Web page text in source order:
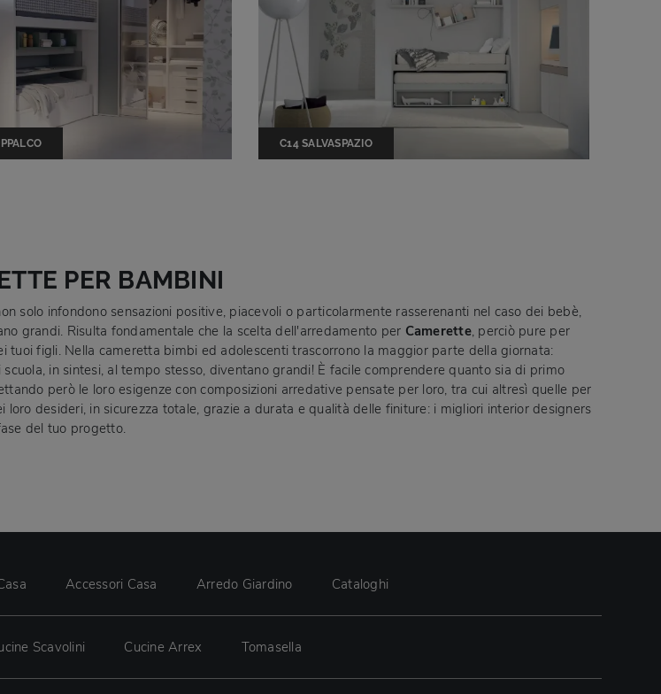
C14 SALVASPAZIO
PER BAMBINI
solo infondono sensazioni positive, piacevoli o particolarmente rasserenanti nel caso dei bebè,
grandi. Risulta fondamentale che la scelta dell'arredamento per Camerette, perciò pure per
tuoi figli. Nella cameretta bimbi ed adolescenti trascorrono la maggior parte della giornata:
in sintesi, al tempo stesso, diventano grandi! È facile comprendere quanto sia di primo
però le loro esigenze con composizioni arredative pensate per loro, tra cui altresì quelle per
desideri, in sicurezza totale, grazie a durata e qualità delle finiture: i migliori interior designers
del tuo progetto.
Accessori Casa Arredo Giardino Cataloghi
Scavolini Cucine Arrex Tomasella